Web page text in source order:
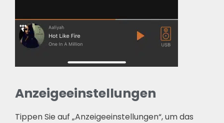
Anzeigeeinstellungen
Tippen Sie auf „Anzeigeeinstellungen“, um das